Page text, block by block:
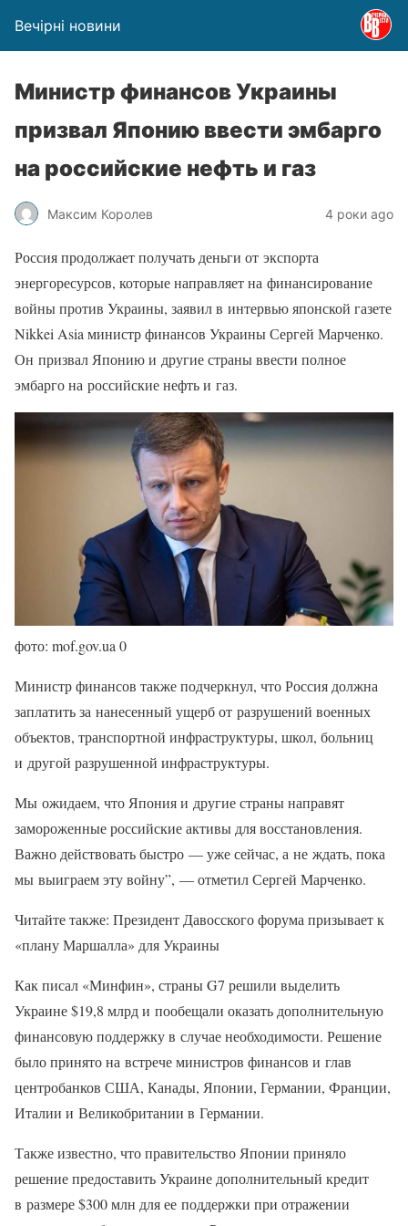
Вечірні новини
Министр финансов Украины
призвал Японию ввести эмбарго
на российские нефть и газ
Максим Королев 4 роки ago
Россия продолжает получать деньги от экспорта
энергоресурсов, которые направляет на финансирование
войны против Украины, заявил в интервью японской газете
Nikkei Asia министр финансов Украины Сергей Марченко.
Он призвал Японию и другие страны ввести полное
эмбарго на российские нефть и газ.
фото: mof.gov.ua 0
Министр финансов также подчеркнул, что Россия должна
заплатить за нанесенный ущерб от разрушений военных
объектов, транспортной инфраструктуры, школ, больниц
и другой разрушенной инфраструктуры.
Мы ожидаем, что Япония и другие страны направят
замороженные российские активы для восстановления.
Важно действовать быстро — уже сейчас, а не ждать, пока
мы выиграем эту войну”, — отметил Сергей Марченко.
Читайте также: Президент Давосского форума призывает к
«плану Маршалла» для Украины
Как писал «Минфин», страны G7 решили выделить
Украине $19,8 млрд и пообещали оказать дополнительную
финансовую поддержку в случае необходимости. Решение
было принято на встрече министров финансов и глав
центробанков США, Канады, Японии, Германии, Франции,
Италии и Великобритании в Германии.
Также известно, что правительство Японии приняло
решение предоставить Украине дополнительный кредит
в размере $300 млн для ее поддержки при отражении